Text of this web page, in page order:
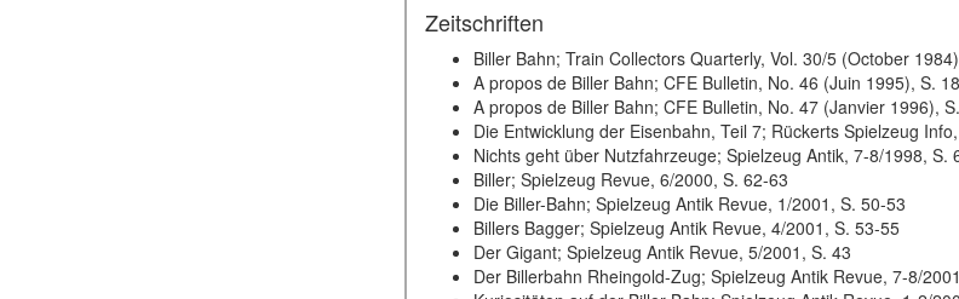
Zeitschriften
Biller Bahn; Train Collectors Quarterly, Vol. 30/5 (October
A propos de Biller Bahn; CFE Bulletin, No. 46 (Juin 1995), S.
A propos de Biller Bahn; CFE Bulletin, No. 47 (Janvier 1996),
Die Entwicklung der Eisenbahn, Teil 7; Rückerts Spielzeug
Nichts geht über Nutzfahrzeuge; Spielzeug Antik, 7-8/1998, S.
Biller; Spielzeug Revue, 6/2000, S. 62-63
Die Biller-Bahn; Spielzeug Antik Revue, 1/2001, S. 50-53
Billers Bagger; Spielzeug Antik Revue, 4/2001, S. 53-55
Der Gigant; Spielzeug Antik Revue, 5/2001, S. 43
Der Billerbahn Rheingold-Zug; Spielzeug Antik Revue, 7-8/